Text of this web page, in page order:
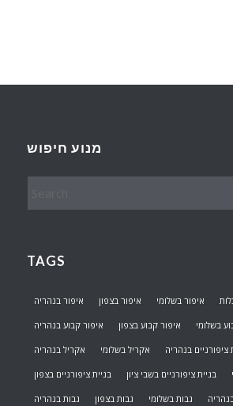
מנוע חיפוש
TAGS
איפור בנהריה איפור בצפון איפור בשלומי
איפור קבוע בנהריה איפור קבוע בצפון בשלומי
אקריל בנהריה אקריל בשלומי ציפורניים בנהריה
בניית ציפורניים בצפון בניית ציפורניים בשבי ציון
גבות בנהריה גבות בצפון גבות בשלומי